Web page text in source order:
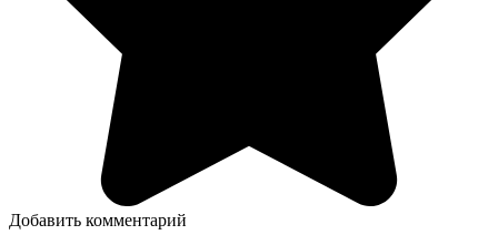
Добавить комментарий